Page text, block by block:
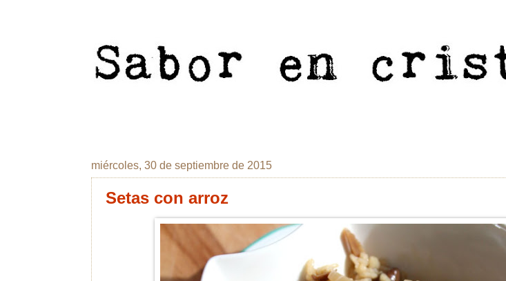
miércoles, 30 de septiembre de 2015
Setas con arroz